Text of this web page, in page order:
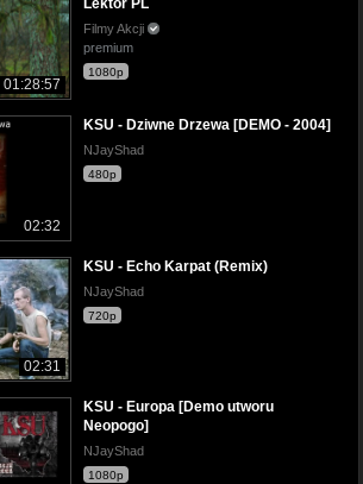
01:28:57
Lektor PL
Filmy Akcji
premium
1080p
02:32
KSU - Dziwne Drzewa [DEMO - 2004]
NJayShad
480p
02:31
KSU - Echo Karpat (Remix)
NJayShad
720p
KSU - Europa [Demo utworu
Neopogo]
NJayShad
1080p